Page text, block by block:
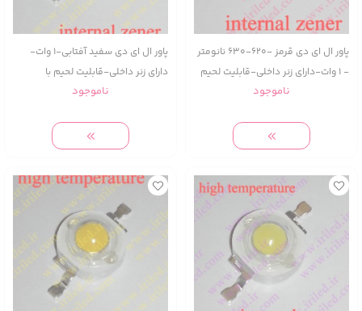
پاور ال ای دی قرمز -620-630 نانومتر
- 1 وات-دارای زنر داخلی-قابلیت لحیم
با دستگاه و هویه دستی
ناموجود
پاور ال ای دی سفید آفتابی-1 وات-
دارای زنر داخلی-قابلیت لحیم با
دستگاه و هویه دستی
ناموجود